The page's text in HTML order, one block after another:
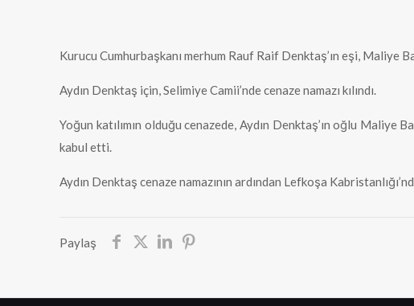
Kurucu Cumhurbaşkanı merhum Rauf Raif Denktaş’ın eşi, Maliye
Aydın Denktaş için, Selimiye Camii’nde cenaze namazı kılındı.
Yoğun katılımın olduğu cenazede, Aydın Denktaş’ın oğlu
kabul etti.
Aydın Denktaş cenaze namazının ardından Lefkoşa
Paylaş